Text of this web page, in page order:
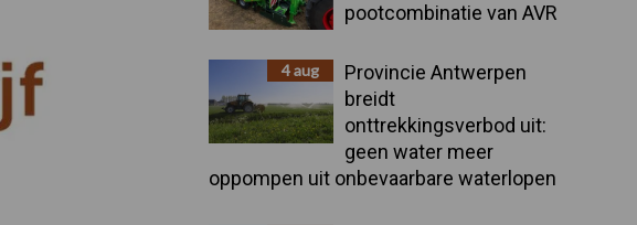
pootcombinatie van AVR
4 aug
Provincie Antwerpen
breidt
onttrekkingsverbod uit:
geen water meer
oppompen uit onbevaarbare waterlopen